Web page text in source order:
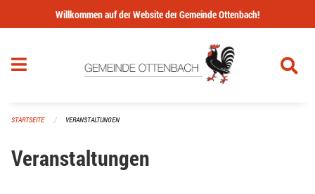
Navigation überspringen
Willkommen auf der Website der Gemeinde Ottenbach!
STARTSEITE VERANSTALTUNGEN
Veranstaltungen